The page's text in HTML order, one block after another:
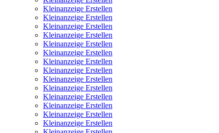
Kleinanzeige Erstellen
Kleinanzeige Erstellen
Kleinanzeige Erstellen
Kleinanzeige Erstellen
Kleinanzeige Erstellen
Kleinanzeige Erstellen
Kleinanzeige Erstellen
Kleinanzeige Erstellen
Kleinanzeige Erstellen
Kleinanzeige Erstellen
Kleinanzeige Erstellen
Kleinanzeige Erstellen
Kleinanzeige Erstellen
Kleinanzeige Erstellen